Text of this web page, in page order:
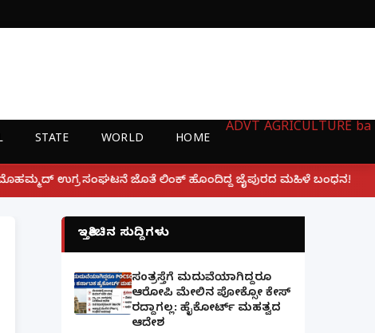
STATE WORLD HOME
ADVT AGRICULTURE ba
ಲಿಂಕ್ ಹೊಂದಿದ್ದ ಜೈಪುರದ ಮಹಿಳೆ ಬಂಧನ! | ಲಕ್ನೋ
ಇತ್ತೀಚಿನ ಸುದ್ದಿಗಳು
ಸಂತ್ರಸ್ತೆಗೆ ಮದುವೆಯಾಗಿದ್ದರೂ
ಆರೋಪಿ ಮೇಲಿನ ಪೋಕ್ಸೋ ಕೇಸ್
ರದ್ದಾಗಲ್ಲ: ಹೈಕೋರ್ಟ್ ಮಹತ್ವದ
ಆದೇಶ